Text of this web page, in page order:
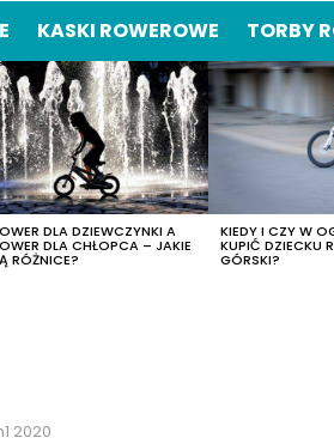
KASKI ROWEROWE TORBY
DLA DZIEWCZYNKI A
DLA CHŁOPCA – JAKIE
RÓŻNICE?
KIEDY I CZY W
KUPIĆ DZIECKU
GÓRSKI?
2020